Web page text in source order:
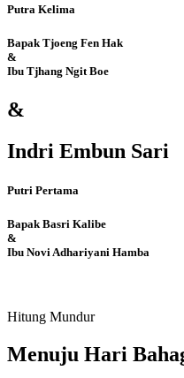
Putra Kelima
Bapak Tjoeng Fen Hak
&
Ibu Tjhang Ngit Boe
&
Indri Embun Sari
Putri Pertama
Bapak Basri Kalibe
&
Ibu Novi Adhariyani Hamba
Hitung Mundur
Menuju Hari